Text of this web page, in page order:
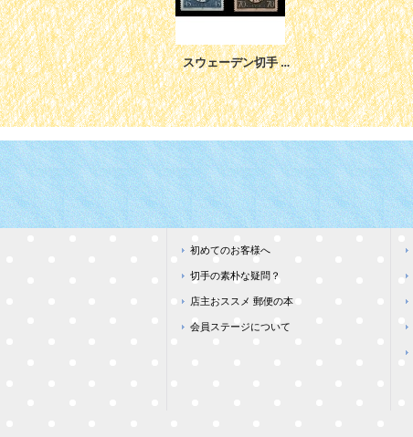
スウェーデン切手 1968年 国立銀行300年 2種
初めてのお客様へ
切手の素朴な疑問？
店主おススメ 郵便の本
会員ステージについて